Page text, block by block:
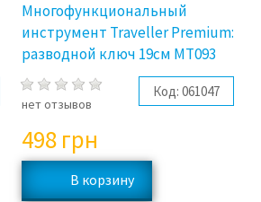
Многофункциональный
инструмент Traveller Premium:
разводной ключ 19см MT093
нет отзывов
Код: 061047
498 грн